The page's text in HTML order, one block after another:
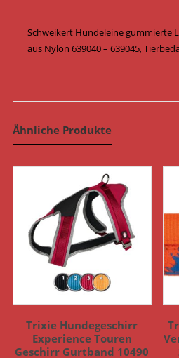
Schweikert Hundeleine gummierte
aus Nylon 639040 – 639045,
Ähnliche Produkte
Trixie Hundegeschirr
Experience Touren
Geschirr Gurtband 10490